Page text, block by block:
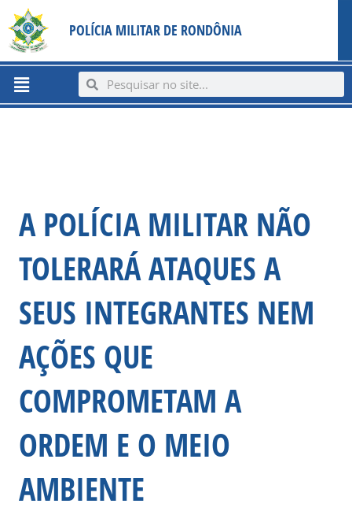
content
para
conteúdo
POLÍCIA MILITAR DE RONDÔNIA
Menu SearchSearch
A POLÍCIA MILITAR NÃO
TOLERARÁ ATAQUES A
SEUS INTEGRANTES NEM
AÇÕES QUE
COMPROMETAM A
ORDEM E O MEIO
AMBIENTE